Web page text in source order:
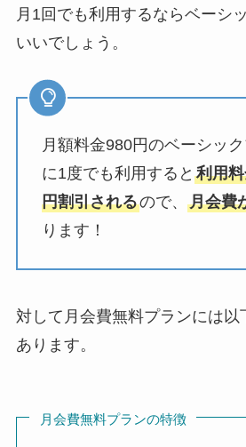
月1回でも利用するならベーシ
いいでしょう。
月額料金980円のベーシッ
に1度でも利用すると 利用
円割引されるので、 月会費
ります！
対して月会費無料プランには以
あります。
月会費無料プランの特徴